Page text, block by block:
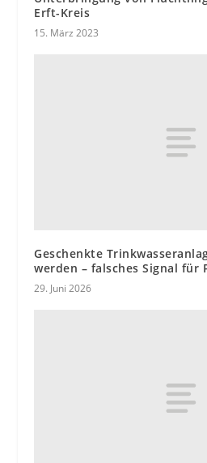
Erft-Kreis
15. März 2023
Geschenkte
werden – falsches Signal für
29. Juni 2026